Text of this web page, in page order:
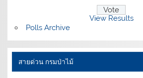
View Results
Polls Archive
สายด่วน กรมป่าไม้